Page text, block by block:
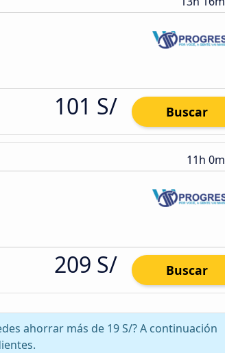
101 S/ Buscar
11h 0m
209 S/ Buscar
ahorrar más de 19 S/? A continuación